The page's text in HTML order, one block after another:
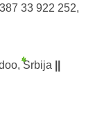
33 922 252,
Srbija